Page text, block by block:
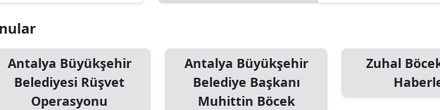
Erzincan
Erzurum
Antalya Büyükşehir
Belediyesi Rüşvet
Operasyonu
Antalya Büyükşehir
Belediye Başkanı
Muhittin Böcek
Zuhal